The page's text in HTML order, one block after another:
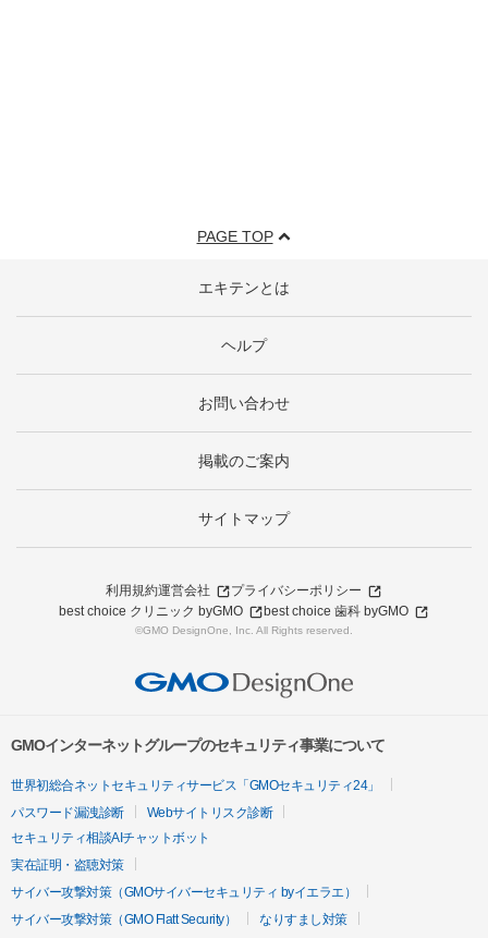
PAGE TOP
エキテンとは
ヘルプ
お問い合わせ
掲載のご案内
サイトマップ
利用規約運営会社
プライバシーポリシー
best choice クリニック byGMO
best choice 歯科 byGMO
©GMO DesignOne, Inc. All Rights reserved.
GMOインターネットグループのセキュリティ事業について
世界初総合ネットセキュリティサービス「GMOセキュリティ24」
パスワード漏洩診断
Webサイトリスク診断
セキュリティ相談AIチャットボット
実在証明・盗聴対策
サイバー攻撃対策（GMOサイバーセキュリティ byイエラエ）
サイバー攻撃対策（GMO Flatt Security）
なりすまし対策